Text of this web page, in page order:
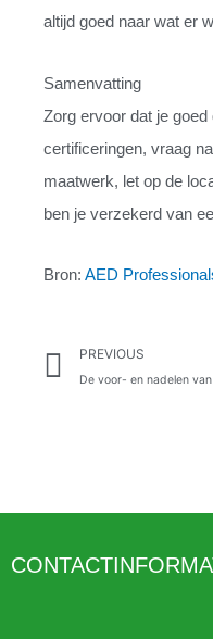
altijd goed naar wat er
Samenvatting
Zorg ervoor dat je
certificeringen, vraag
maatwerk, let op de
ben je verzekerd van
Bron: AED
Prev
PREVIOUS
De voor- en nadelen